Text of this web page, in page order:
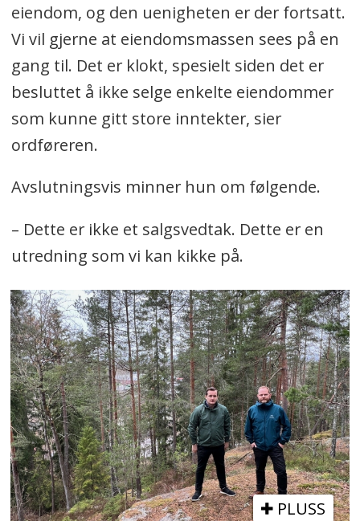
eiendom, og den uenigheten er der fortsatt.
Vi vil gjerne at eiendomsmassen sees på en
gang til. Det er klokt, spesielt siden det er
besluttet å ikke selge enkelte eiendommer
som kunne gitt store inntekter, sier
ordføreren.
Avslutningsvis minner hun om følgende.
– Dette er ikke et salgsvedtak. Dette er en
utredning som vi kan kikke på.
PLUSS